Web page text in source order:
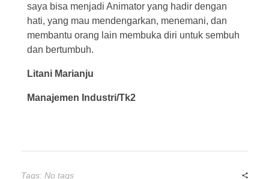
saya bisa menjadi Animator yang hadir dengan
hati, yang mau mendengarkan, menemani, dan
membantu orang lain membuka diri untuk sembuh
dan bertumbuh.
Litani Marianju
Manajemen Industri/Tk2
Tags: No tags